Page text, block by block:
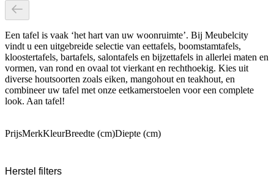
Een tafel is vaak ‘het hart van uw woonruimte’. Bij Meubelcity
vindt u een uitgebreide selectie van eettafels, boomstamtafels,
kloostertafels, bartafels, salontafels en bijzettafels in allerlei maten en
vormen, van rond en ovaal tot vierkant en rechthoekig. Kies uit
diverse houtsoorten zoals eiken, mangohout en teakhout, en
combineer uw tafel met onze eetkamerstoelen voor een complete
look. Aan tafel!
PrijsMerkKleurBreedte (cm)Diepte (cm)
Herstel filters